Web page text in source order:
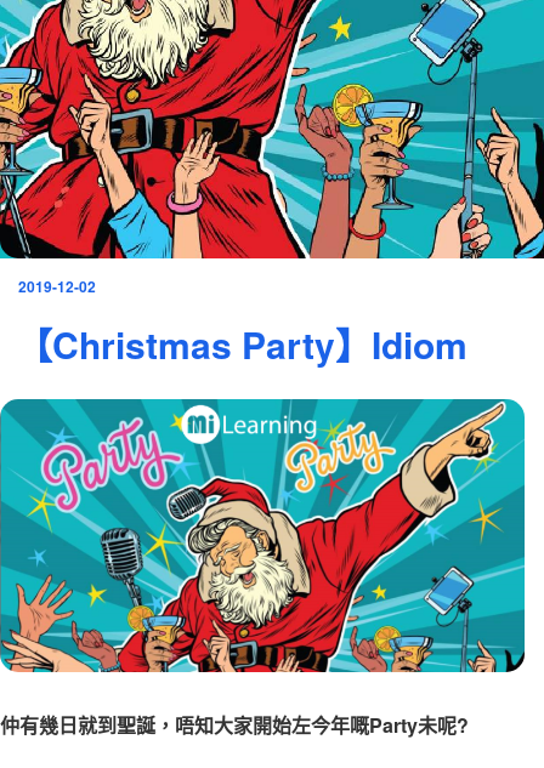
發
2019-12-02
【Christmas Party】Idiom
仲有幾日就到聖誕，唔知大家開始左今年嘅Party未呢?